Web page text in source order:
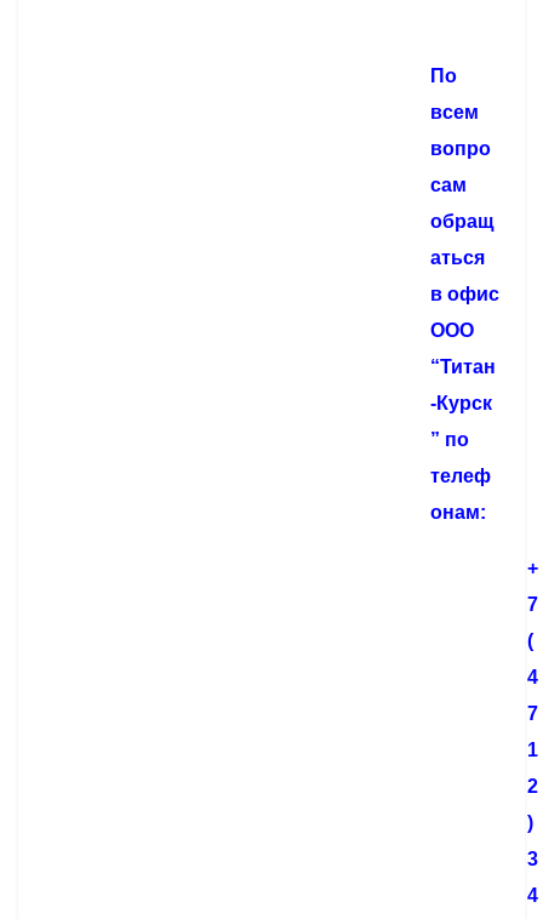
По
всем
вопро
сам
обращ
аться
в офис
ООО
“Титан
-Курск
” по
телеф
онам:
+
7
(
4
7
1
2
)
3
4